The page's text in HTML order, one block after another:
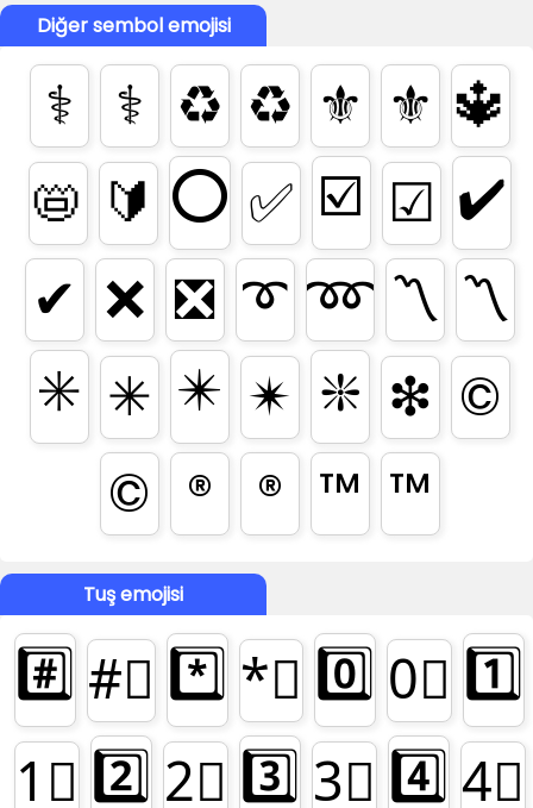
Diğer sembol emojisi
⚕️ ⚕ ♻️ ♻ ⚜️ ⚜ 🔱
📛 🔰 ⭕ ✅ ☑️ ☑ ✔️
✔ ❌ ❎ ➰ ➿ 〽️ 〽
✳️ ✳ ✴️ ✴ ❇️ ❇ ©️
© ®️ ® ™️ ™
Tuş emojisi
#️⃣ #⃣ *️⃣ *⃣ 0️⃣ 0⃣ 1️⃣
1⃣ 2️⃣ 2⃣ 3️⃣ 3⃣ 4️⃣ 4⃣